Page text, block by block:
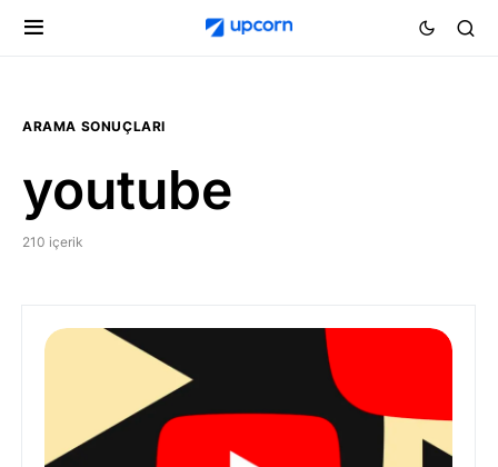
ARAMA SONUÇLARI
youtube
210 içerik